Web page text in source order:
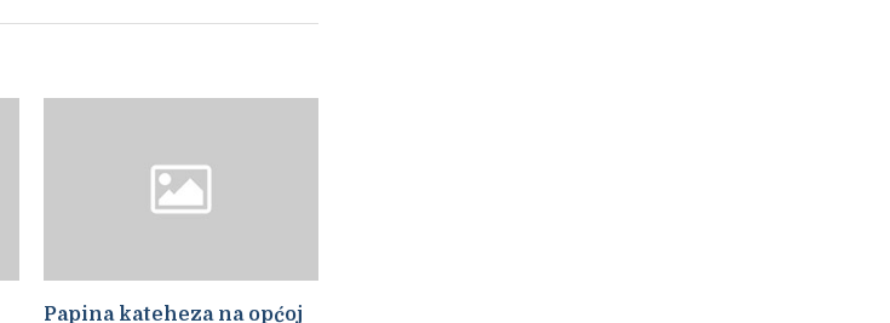
Papina kateheza na općoj